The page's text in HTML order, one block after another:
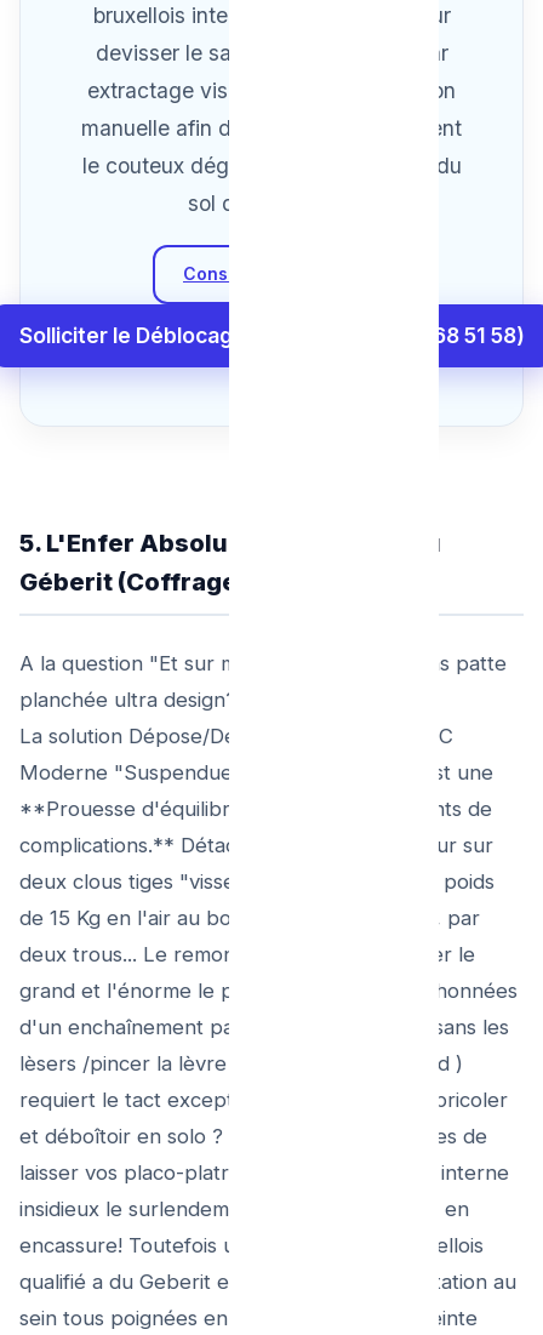
bruxellois interviendront ce jour pour
devisser le sanitaire proprement par
extractage visuelle locale d'opération
manuelle afin d'annuller completement
le couteux dégat avant inondations du
sol des toilettes !
Consulter nos Tarifs
Solliciter le Déblocage et Constat (0465 68 51 58)
5. L'Enfer Absolu du WC Suspendu
Géberit (Coffrage)
A la question "Et sur mon Cabinet mural sans patte
planchée ultra design?"
La solution Dépose/Démontage sur Cuve WC
Moderne "Suspendue" du Batit-supports est une
**Prouesse d'équilibriste aux cent pour cents de
complications.** Détacher doucement du mur sur
deux clous tiges "visser", tout en aveugle le poids
de 15 Kg en l'air au bout d'un bras de levier, par
deux trous... Le remontage (Surtout repiquer le
grand et l'énorme le petit d'eau noire manchonnées
d'un enchaînement parallèle de 2 conduits sans les
lèsers /pincer la lèvre sans vision sur raccord )
requiert le tact exceptionnel... Vous voulez bricoler
et déboîtoir en solo ? À vos Risques extrêmes de
laisser vos placo-platres murer "inondés en interne
insidieux le surlendemain" sans voir la goute en
encassure! Toutefois un SOS Plombier bruxellois
qualifié a du Geberit et des raccords de lévitation au
sein tous poignées en stock camion : L'Astreinte